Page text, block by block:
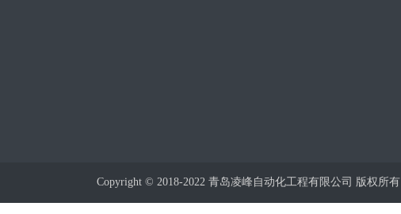
Copyright © 2018-2022 青岛凌峰自动化工程有限公司 版权所有